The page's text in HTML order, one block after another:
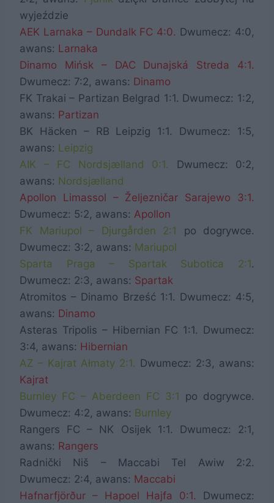
wyjeździe
AEK Larnaka – Dundalk FC 4:0. Dwumecz: 4:0,
awans: Larnaka
Dinamo Mińsk – DAC Dunajská Streda 4:1.
Dwumecz: 7:2, awans: Dinamo
FK Trakai – Partizan Belgrad 1:1. Dwumecz: 1:2,
awans: Partizan
BK Häcken – RB Leipzig 1:1. Dwumecz: 1:5,
awans: Leipzig
AIK – FC Nordsjælland 0:1. Dwumecz: 0:2,
awans: Nordsjælland
Apollon Limassol – Željezničar Sarajewo 3:1.
Dwumecz: 5:2, awans: Apollon
FK Mariupol – Djurgården 2:1 po dogrywce.
Dwumecz: 3:2, awans: Mariupol
Sparta Praga – Spartak Subotica 2:1.
Dwumecz: 2:3, awans: Spartak
Atromitos – Dinamo Brześć 1:1. Dwumecz: 4:5,
awans: Dinamo
Asteras Tripolis – Hibernian FC 1:1. Dwumecz:
3:4, awans: Hibernian
AZ – Kajrat Ałmaty 2:1. Dwumecz: 2:3, awans:
Kajrat
Burnley FC – Aberdeen FC 3:1 po dogrywce.
Dwumecz: 4:2, awans: Burnley
Rangers FC – NK Osijek 1:1. Dwumecz: 2:1,
awans: Rangers
Radnički Niš – Maccabi Tel Awiw 2:2.
Dwumecz: 2:4, awans: Maccabi
Hafnarfjörður – Hapoel Hajfa 0:1. Dwumecz: